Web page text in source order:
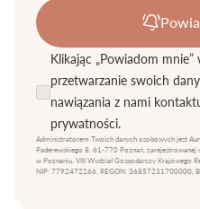
Klikając „Powiadom mnie”
przetwarzanie swoich
nawiązania z nami
prywatności.
Administratorem Twoich danych osobowych jest
Paderewskiego 8, 61-770 Poznań,
w Poznaniu, VIII Wydział Gospodarczy Krajowego
NIP: 7792472266, REGON: 36857231700000,